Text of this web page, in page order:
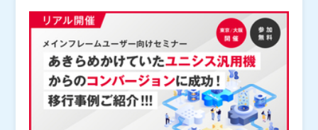
守・開発体制を改めたい方
※メインフレーム（COBOL・AS400 等）は対象外で
す。
株式会社第一コンピュータリソース（）
株式会社オープンソース活用研究所（）
マジセミ株式会社（）
※共催、協賛、協力、講演企業は将来的に追加、削除さ
発スピードを確保しながら、情報の分散や属人化しがち
な業務を整理しやすい点も特長です。当日は、Excelへ
の転記や取りまとめの負担を抑えつつ、差し戻しや手戻
りを減らし、報告のやり取りをよりスムーズにするため
のポイントを具体的にお伝えします。
※共催、協賛、協力、講演企業は将来的に追加、削除さ
れる可能性があります。